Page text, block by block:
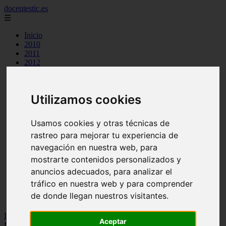
Utilizamos cookies
Usamos cookies y otras técnicas de
rastreo para mejorar tu experiencia de
navegación en nuestra web, para
mostrarte contenidos personalizados y
anuncios adecuados, para analizar el
tráfico en nuestra web y para comprender
de donde llegan nuestros visitantes.
Aceptar
docentestic.es
☰
Inicio
2010
2011
2012
2018
curiosidades sobre la flauta
eventos y conciertos de flauta
interpretes destacados de flauta
musica para flauta
noticias sobre flauta
partituras para flauta
recursos para aprender a tocar la flauta
tecnicas de flauta
tipos de flauta
Inicio
flauta
Notas para flauta (ES): El lobo chilote, notas para